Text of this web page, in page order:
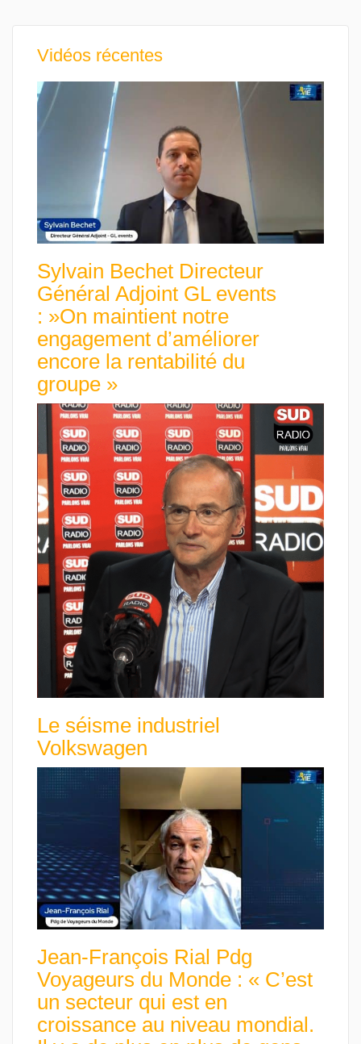
Vidéos récentes
Sylvain Bechet Directeur
Général Adjoint GL events
: »On maintient notre
engagement d’améliorer
encore la rentabilité du
groupe »
Le séisme industriel
Volkswagen
Jean-François Rial Pdg
Voyageurs du Monde : « C’est
un secteur qui est en
croissance au niveau mondial.